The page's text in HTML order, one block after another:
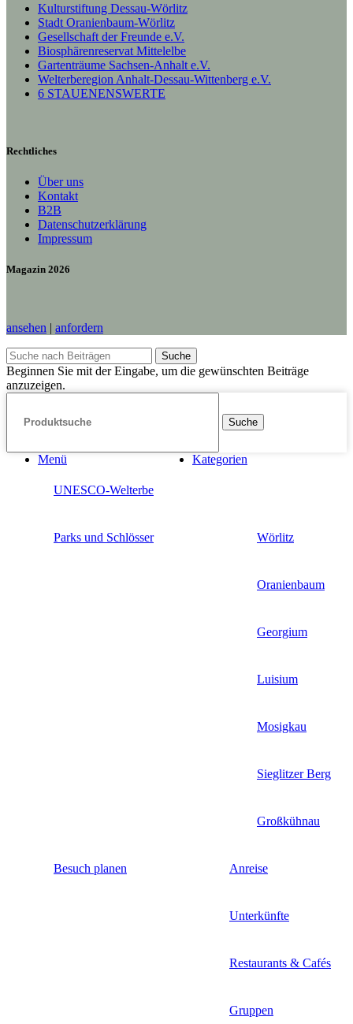
Kulturstiftung Dessau-Wörlitz
Stadt Oranienbaum-Wörlitz
Gesellschaft der Freunde e.V.
Biosphärenreservat Mittelelbe
Gartenträume Sachsen-Anhalt e.V.
Welterberegion Anhalt-Dessau-Wittenberg e.V.
6 STAUENENSWERTE
Rechtliches
Über uns
Kontakt
B2B
Datenschutzerklärung
Impressum
Magazin 2026
ansehen | anfordern
Suche
Beginnen Sie mit der Eingabe, um die gewünschten Beiträge
anzuzeigen.
Suche
Menü Kategorien
UNESCO-Welterbe
Parks und Schlösser Wörlitz
Oranienbaum
Georgium
Luisium
Mosigkau
Sieglitzer Berg
Großkühnau
Besuch planen Anreise
Unterkünfte
Restaurants & Cafés
Gruppen